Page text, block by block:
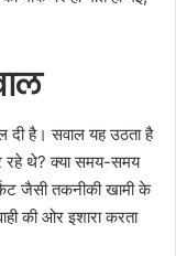
दी है। सवाल यह उठता है
रहे थे? क्या समय-समय
जैसी तकनीकी खामी के
की ओर इशारा करता